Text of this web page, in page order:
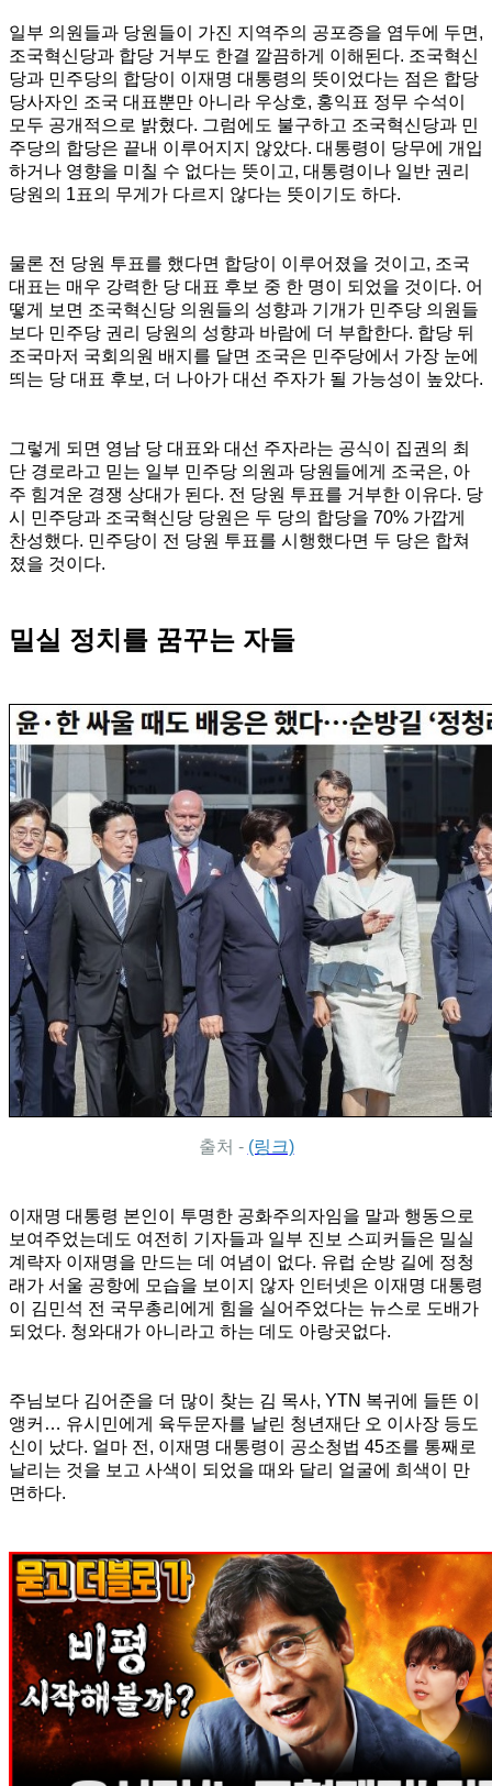
일부 의원들과 당원들이 가진 지역주의 공포증을 염두에 두면,
조국혁신당과 합당 거부도 한결 깔끔하게 이해된다. 조국혁신
당과 민주당의 합당이 이재명 대통령의 뜻이었다는 점은 합당
당사자인 조국 대표뿐만 아니라 우상호, 홍익표 정무 수석이
모두 공개적으로 밝혔다. 그럼에도 불구하고 조국혁신당과 민
주당의 합당은 끝내 이루어지지 않았다. 대통령이 당무에 개입
하거나 영향을 미칠 수 없다는 뜻이고, 대통령이나 일반 권리
당원의 1표의 무게가 다르지 않다는 뜻이기도 하다.
물론 전 당원 투표를 했다면 합당이 이루어졌을 것이고, 조국
대표는 매우 강력한 당 대표 후보 중 한 명이 되었을 것이다. 어
떻게 보면 조국혁신당 의원들의 성향과 기개가 민주당 의원들
보다 민주당 권리 당원의 성향과 바람에 더 부합한다. 합당 뒤
조국마저 국회의원 배지를 달면 조국은 민주당에서 가장 눈에
띄는 당 대표 후보, 더 나아가 대선 주자가 될 가능성이 높았다.
그렇게 되면 영남 당 대표와 대선 주자라는 공식이 집권의 최
단 경로라고 믿는 일부 민주당 의원과 당원들에게 조국은, 아
주 힘겨운 경쟁 상대가 된다. 전 당원 투표를 거부한 이유다. 당
시 민주당과 조국혁신당 당원은 두 당의 합당을 70% 가깝게
찬성했다. 민주당이 전 당원 투표를 시행했다면 두 당은 합쳐
졌을 것이다.
밀실 정치를 꿈꾸는 자들
출처 - (링크)
이재명 대통령 본인이 투명한 공화주의자임을 말과 행동으로
보여주었는데도 여전히 기자들과 일부 진보 스피커들은 밀실
계략자 이재명을 만드는 데 여념이 없다. 유럽 순방 길에 정청
래가 서울 공항에 모습을 보이지 않자 인터넷은 이재명 대통령
이 김민석 전 국무총리에게 힘을 실어주었다는 뉴스로 도배가
되었다. 청와대가 아니라고 하는 데도 아랑곳없다.
주님보다 김어준을 더 많이 찾는 김 목사, YTN 복귀에 들뜬 이
앵커… 유시민에게 육두문자를 날린 청년재단 오 이사장 등도
신이 났다. 얼마 전, 이재명 대통령이 공소청법 45조를 통째로
날리는 것을 보고 사색이 되었을 때와 달리 얼굴에 희색이 만
면하다.